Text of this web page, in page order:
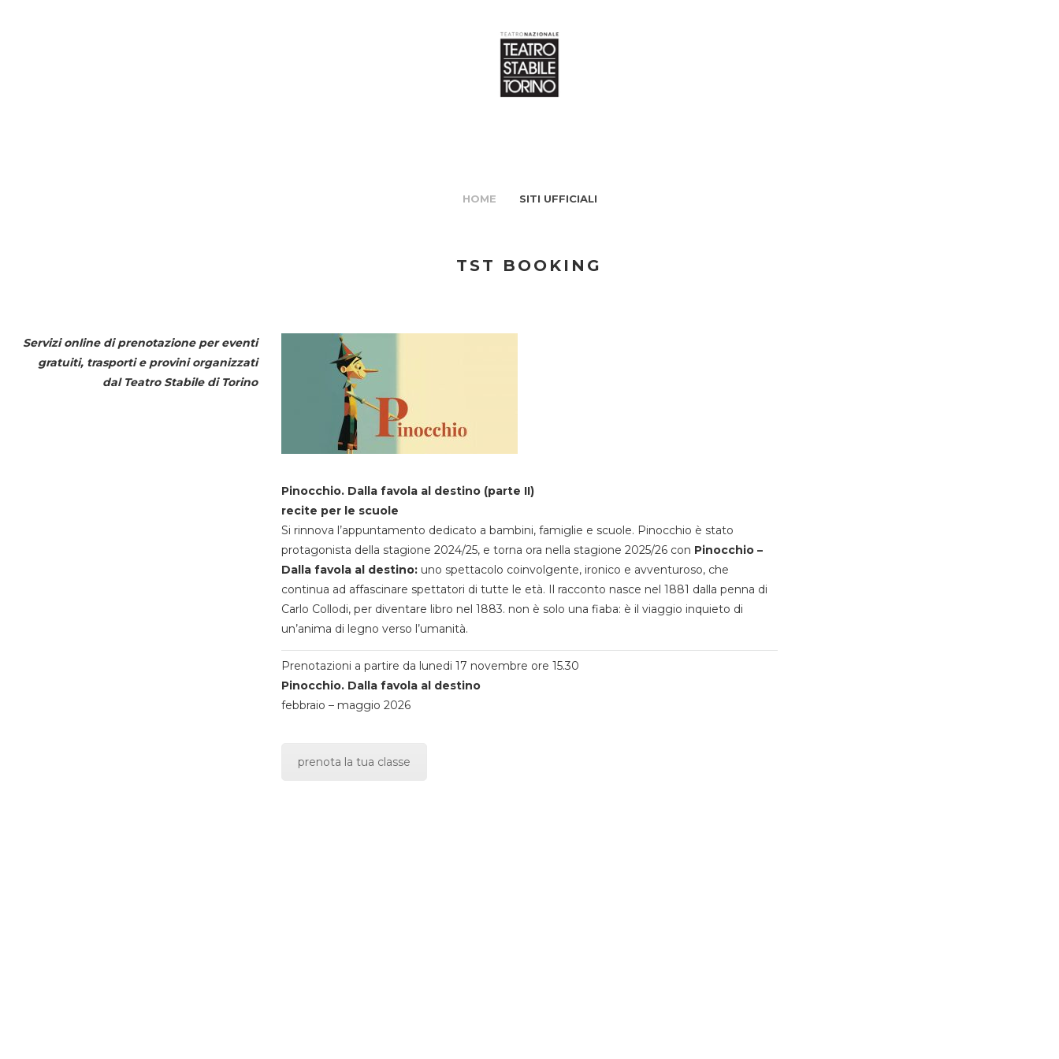
HOME SITI UFFICIALI
TST BOOKING
Servizi online di prenotazione per eventi
gratuiti, trasporti e provini organizzati
dal Teatro Stabile di Torino
Pinocchio. Dalla favola al destino (parte II)
recite per le scuole
Si rinnova l’appuntamento dedicato a bambini, famiglie e scuole. Pinocchio è stato
protagonista della stagione 2024/25, e torna ora nella stagione 2025/26 con Pinocchio –
Dalla favola al destino:uno spettacolo coinvolgente, ironico e avventuroso, che
continua ad affascinare spettatori di tutte le età. Il racconto nasce nel 1881 dalla penna di
Carlo Collodi, per diventare libro nel 1883. non è solo una fiaba: è il viaggio inquieto di
un’anima di legno verso l’umanità.
Prenotazioni a partire da lunedi 17 novembre ore 15.30
Pinocchio. Dalla favola al destino
febbraio – maggio 2026
prenota la tua classe